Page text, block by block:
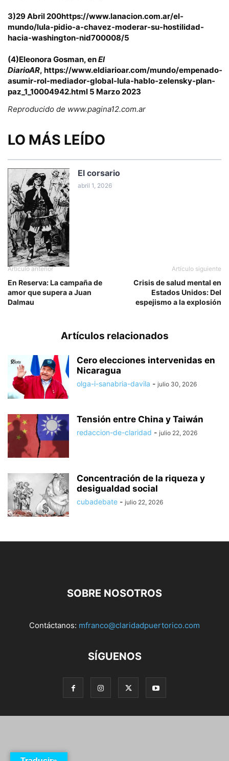
3)29 Abril 200https://www.lanacion.com.ar/el-
mundo/lula-pidio-a-chavez-moderar-su-hostilidad-
hacia-washington-nid700008/5
(4)Eleonora Gosman, enEl
DiarioAR, https://www.eldiarioar.com/mundo/empenado-
asumir-rol-mediador-global-lula-hablo-zelensky-plan-
paz_1_10004942.html 5 Marzo 2023
Reproducido de www.pagina12.com.ar
LO MÁS LEÍDO
El corsario
abril 1, 2026
Artículo anterior
En Reserva: La campaña de
amor que supera a Juan
Dalmau
Artículo siguiente
Crisis de salud mental en
Estados Unidos: Del
espejismo a la explosión
Artículos relacionados
Cero elecciones intervenidas en
Nicaragua
olga-i-sanabria-davila - julio 30, 2026
Tensión entre China y Taiwán
redaccion-de-claridad - julio 22, 2026
Concentración de la riqueza y
desigualdad social
cubadebate - julio 22, 2026
SOBRE NOSOTROS
Contáctanos: mfranco@claridadpuertorico.com
SÍGUENOS